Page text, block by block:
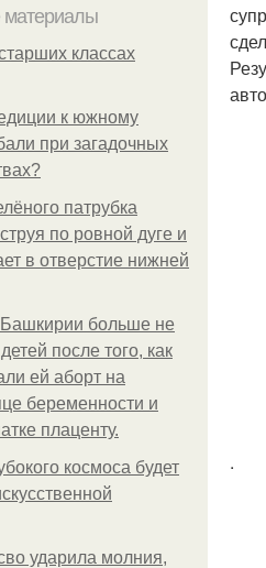
классах
к южному
при загадочных
патрубка
по ровной дуге и
в отверстие нижней
больше не
после того, как
ей аборт на
беременности и
плаценту.
космоса будет
ударила молния,
.